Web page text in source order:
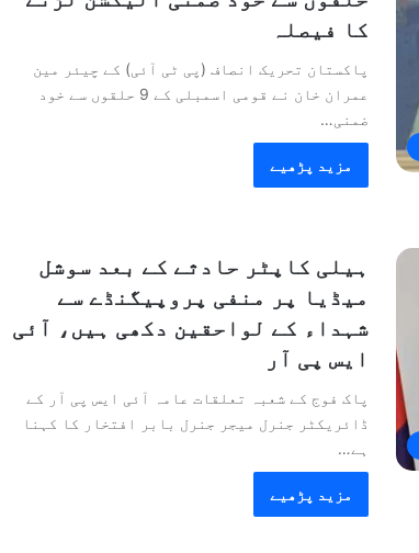
کا فیصلہ
پاکستان تحریک انصاف (پی ٹی آئی) کے چیئر مین
عمران خان نے قومی اسمبلی کے 9 حلقوں سے خود
ضمنی…
مزید پڑھیے
ہیلی کاپٹر حادثے کے بعد سوشل
میڈیا پر منفی پروپیگنڈے سے
شہداء کے لواحقین دکھی ہیں، آئی
ایس پی آر
پاک فوج کے شعبہ تعلقات عامہ آئی ایس پی آر کے
ڈائریکٹر جنرل میجر جنرل بابر افتخار کا کہنا
ہے…
مزید پڑھیے